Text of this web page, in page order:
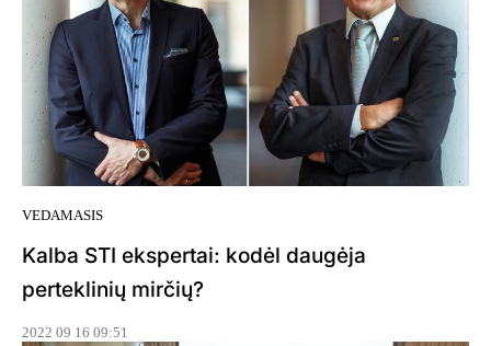
VEDAMASIS
Kalba STI ekspertai: kodėl daugėja
perteklinių mirčių?
2022 09 16 09:51